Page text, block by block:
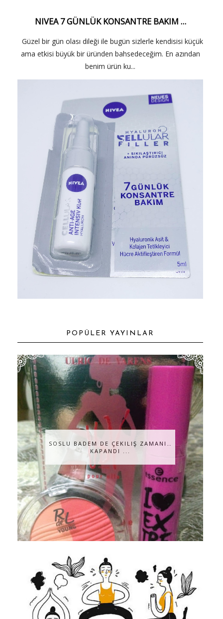
NIVEA 7 GÜNLÜK KONSANTRE BAKIM …
Güzel bir gün olası dileği ile bugün sizlerle kendisisi küçük
ama etkisi büyük bir üründen bahsedeceğim. En azından
benim ürün ku...
POPÜLER YAYINLAR
SOSLU BADEM DE ÇEKILIŞ ZAMANI…
KAPANDI ...